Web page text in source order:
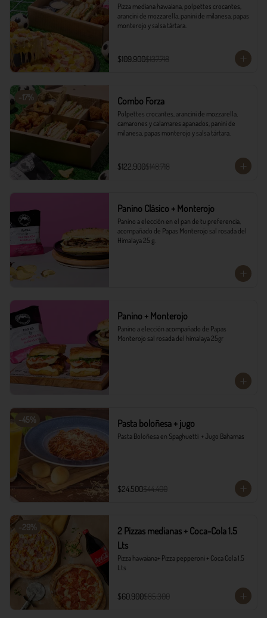
Pizza mediana hawaiana, polpettes crocantes,
arancini de mozzarella, panini de milanesa, papas
monterojo y salsa tártara.
$109.900$137.718
-17% Combo Forza
Polpettes crocantes, arancini de mozzarella,
camarones y calamares apanados, panini de
milanesa, papas monterojo y salsa tártara.
$122.900$148.718
Panino Clásico + Monterojo
Panino a elección en el pan de tu preferencia,
acompañado de Papas Monterojo sal rosada del
Himalaya 25 g.
Panino + Monterojo
Panino a elección acompañado de Papas
Monterojo sal rosada del himalaya 25gr
-45% Pasta boloñesa + jugo
Pasta Boloñesa en Spaghuetti  + Jugo Bahamas
$24.500$44.400
-29%
2 Pizzas medianas + Coca-Cola 1.5
Lts
Pizza hawaiana+ Pizza pepperoni + Coca Cola 1.5
Lts
$60.900$85.300